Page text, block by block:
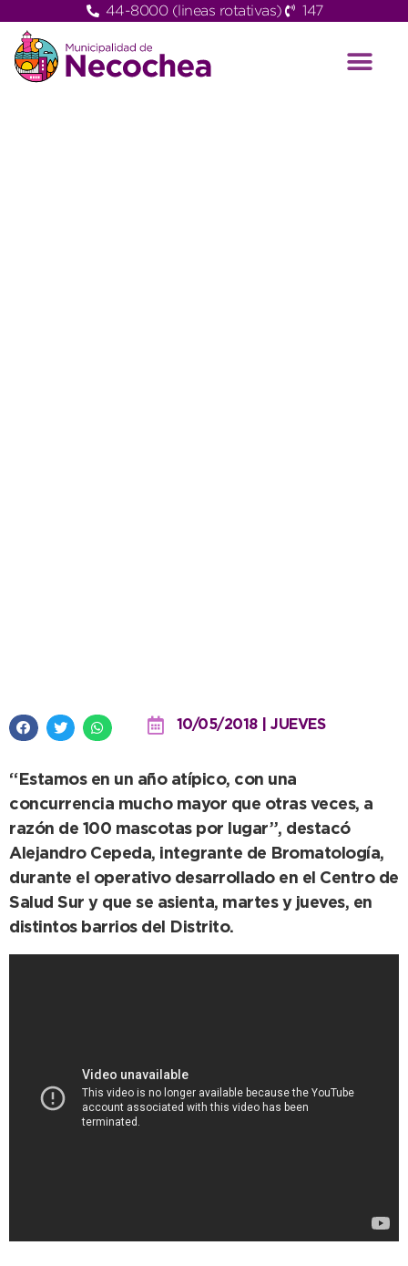
44-8000 (lineas rotativas) 147
10/05/2018 | JUEVES
“Estamos en un año atípico, con una
concurrencia mucho mayor que otras veces, a
razón de 100 mascotas por lugar”, destacó
Alejandro Cepeda, integrante de Bromatología,
durante el operativo desarrollado en el Centro de
Salud Sur y que se asienta, martes y jueves, en
distintos barrios del Distrito.